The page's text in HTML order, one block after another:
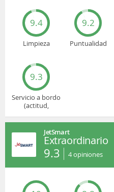
9.4
Limpieza
9.2
Puntualidad
9.3
Servicio a bordo
(actitud,
JetSmart
Extraordinario
9.3 4opiniones